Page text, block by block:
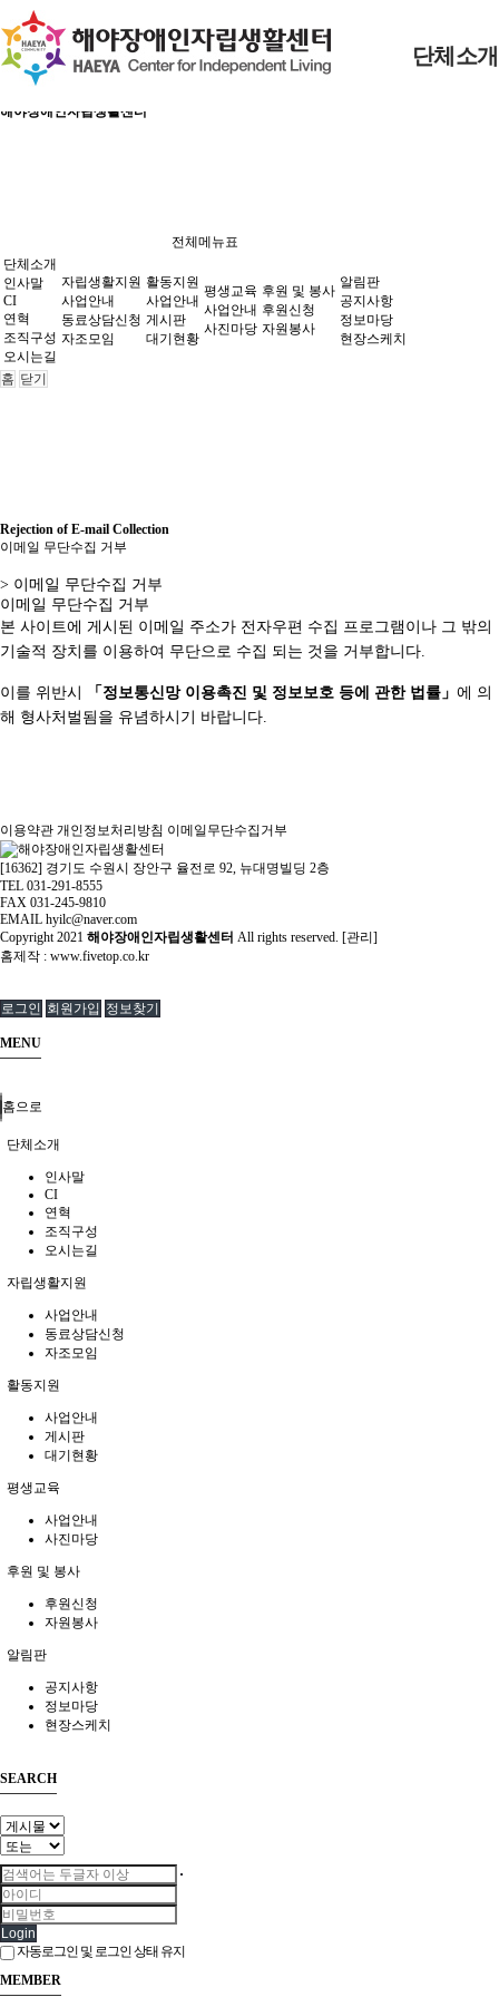
본문 바로가기
로그인
회원가입
해야장애인자립생활센터
단체소개
후원 및 봉사 알림판
전체메뉴표
단체소개
인사말
CI
연혁
조직구성
오시는길
자립생활지원
사업안내
동료상담신청
자조모임
활동지원
사업안내
게시판
대기현황
평생교육
사업안내
사진마당
후원 및 봉사
후원신청
자원봉사
알림판
공지사항
정보마당
현장스케치
홈 닫기
Rejection of E-mail Collection
이메일 무단수집 거부
> 이메일 무단수집 거부
이메일 무단수집 거부
본 사이트에 게시된 이메일 주소가 전자우편 수집 프로그램이나 그 밖의
기술적 장치를 이용하여 무단으로 수집 되는 것을 거부합니다.
이를 위반시 「정보통신망 이용촉진 및 정보보호 등에 관한 법률」 에 의
해 형사처벌됨을 유념하시기 바랍니다.
이용약관 개인정보처리방침 이메일무단수집거부
[16362] 경기도 수원시 장안구 율전로 92, 뉴대명빌딩 2층
TEL 031-291-8555
FAX 031-245-9810
EMAIL hyilc@naver.com
Copyright2021 해야장애인자립생활센터 All rights reserved. [관리 ]
홈제작 : www.fivetop.co.kr
로그인 회원가입 정보찾기
MENU
홈으로
단체소개
인사말
CI
연혁
조직구성
오시는길
자립생활지원
사업안내
동료상담신청
자조모임
활동지원
사업안내
게시판
대기현황
평생교육
사업안내
사진마당
후원 및 봉사
후원신청
자원봉사
알림판
공지사항
정보마당
현장스케치
SEARCH
Login
자동로그인 및 로그인 상태 유지
MEMBER